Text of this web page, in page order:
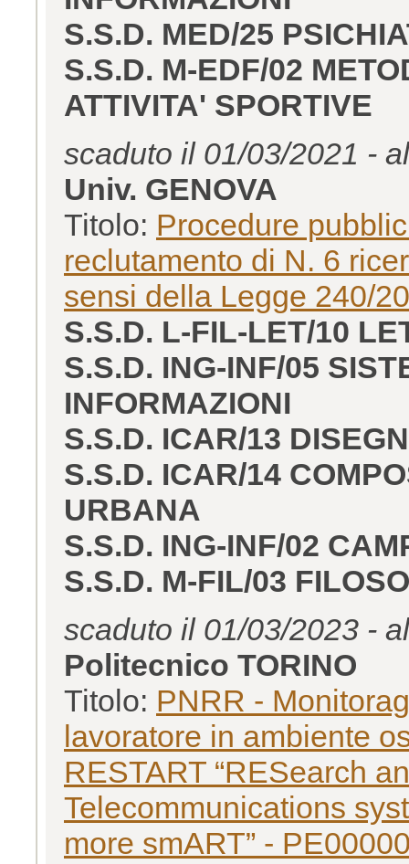
S.S.D. MED/25
S.S.D. M-EDF/02
ATTIVITA' SPORTIVE
scaduto il 01/03/2021 -
Univ. GENOVA
Titolo: Procedure
reclutamento di N. 6
sensi della Legge 240/
S.S.D. L-FIL-LET/10
S.S.D. ING-INF/05
INFORMAZIONI
S.S.D. ICAR/13
S.S.D. ICAR/14
URBANA
S.S.D. ING-INF/02
S.S.D. M-FIL/03
scaduto il 01/03/2023 -
Politecnico TORINO
Titolo: PNRR -
lavoratore in ambiente
RESTART “RESearch
Telecommunications
more smART” -